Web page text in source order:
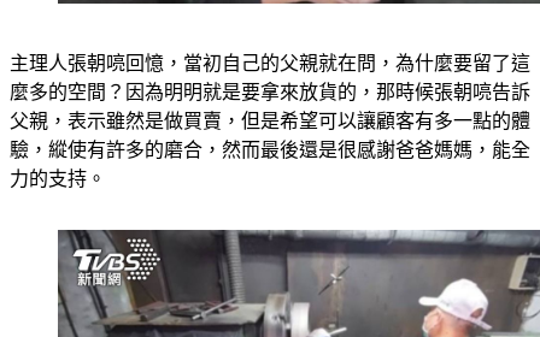
主理人張朝喨回憶，當初自己的父親就在問，為什麼要留了這
麼多的空間？因為明明就是要拿來放貨的，那時候張朝喨告訴
父親，表示雖然是做買賣，但是希望可以讓顧客有多一點的體
驗，縱使有許多的磨合，然而最後還是很感謝爸爸媽媽，能全